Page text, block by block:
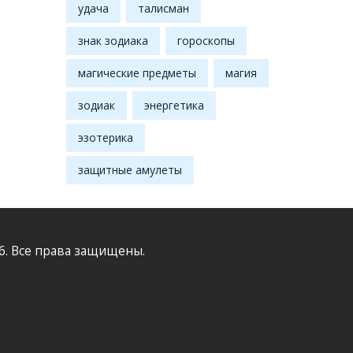
удача талисман
знак зодиака гороскопы
магические предметы магия
зодиак энергетика
эзотерика
защитные амулеты
Все права защищены.